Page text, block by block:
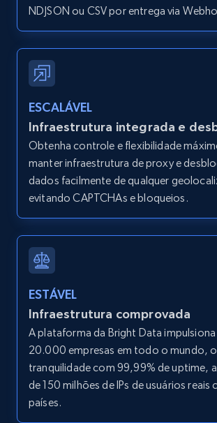
12K+ 1.3K+
LinkedIn posts
URL, ID, User id, Use url, Title,
text, Date posted, and more.
11.3K+ 1.5K+
URL
text, Date posted, and more.
11.3K+ 1.5K+
LinkedIn posts - Discover posts by
NDJSON ou CSV por entrega via
ESCALÁVEL
Infraestrutura integrada e
Obtenha controle e flexibilidade
manter infraestrutura de proxy e
dados facilmente de qualquer
evitando CAPTCHAs e bloqueios.
ESTÁVEL
Infraestrutura comprovada
A plataforma da Bright Data impulsiona
20.000 empresas em todo o mundo,
tranquilidade com 99,99% de uptime,
de 150 milhões de IPs de usuários reais
países.